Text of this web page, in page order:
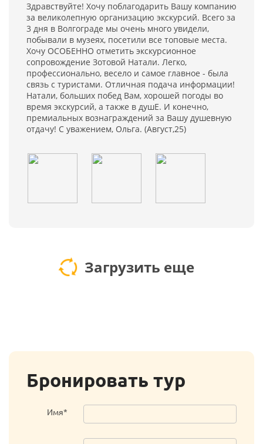
Здравствуйте! Хочу поблагодарить Вашу компанию
за великолепную организацию экскурсий. Всего за
3 дня в Волгограде мы очень много увидели,
побывали в музеях, посетили все топовые места.
Хочу ОСОБЕННО отметить экскурсионное
сопровождение Зотовой Натали. Легко,
профессионально, весело и самое главное - была
связь с туристами. Отличная подача информации!
Натали, больших побед Вам, хорошей погоды во
время экскурсий, а также в душЕ. И конечно,
премиальных вознаграждений за Вашу душевную
отдачу! С уважением, Ольга. (Август,25)
Загрузить еще
Бронировать тур
Имя*